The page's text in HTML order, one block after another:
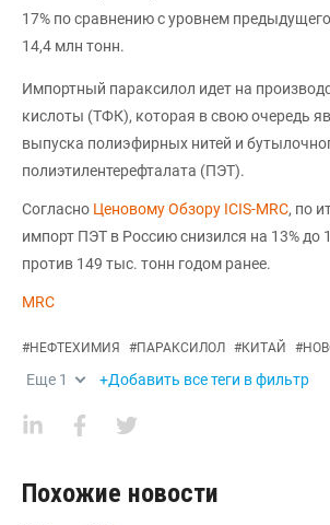
17% по сравнению с уровнем
14,4 млн тонн.
Импортный параксилол идет на
кислоты (ТФК), которая в свою очередь
выпуска полиэфирных нитей и
полиэтилентерефталата (ПЭТ).
Согласно Ценовому Обзору ICIS-MRC, по
импорт ПЭТ в Россию снизился на 13% до
против 149 тыс. тонн годом ранее.
MRC
#НЕФТЕХИМИЯ #ПАРАКСИЛОЛ #КИТАЙ #
Еще 1 +Добавить все теги в фильтр
Похожие новости